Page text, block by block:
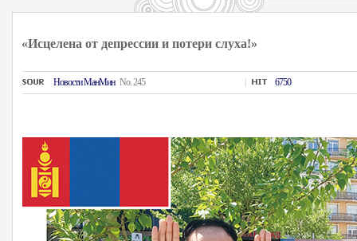
«Исцелена от депрессии и потери слуха!»
Hовости MанMинNo. 245 6750